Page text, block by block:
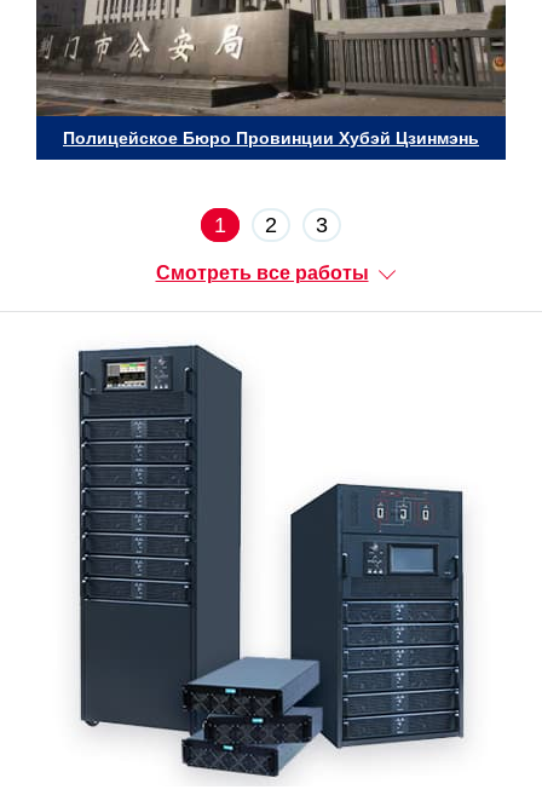
Полицейское Бюро Провинции Хубэй Цзинмэнь
1 2 3
Смотреть все работы